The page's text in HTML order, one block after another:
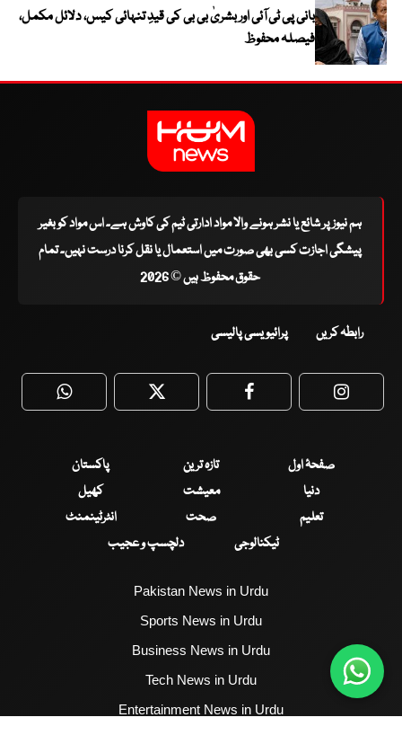
بانی پی ٹی آئی اور بشریٰ بی بی کی قیدِ تنہائی کیس، دلائل مکمل،
فیصلہ محفوظ
ہم نیوز پر شائع یا نشر ہونے والا مواد ادارتی ٹیم کی کاوش ہے۔ اس مواد کو بغیر
پیشگی اجازت کسی بھی صورت میں استعمال یا نقل کرنا درست نہیں۔ تمام
حقوق محفوظ ہیں © 2026
رابطہ کریں پرائیویسی پالیسی
WhatsApp Twitter Facebook
صفحۂ اول تازہ ترین
پاکستان
دنیا
معیشت
کھیل
تعلیم
صحت
انٹرٹینمنٹ
ٹیکنالوجی
دلچسپ و عجیب
Pakistan News in Urdu
Sports News in Urdu
Business News in Urdu
Tech News in Urdu
Entertainment News in Urdu